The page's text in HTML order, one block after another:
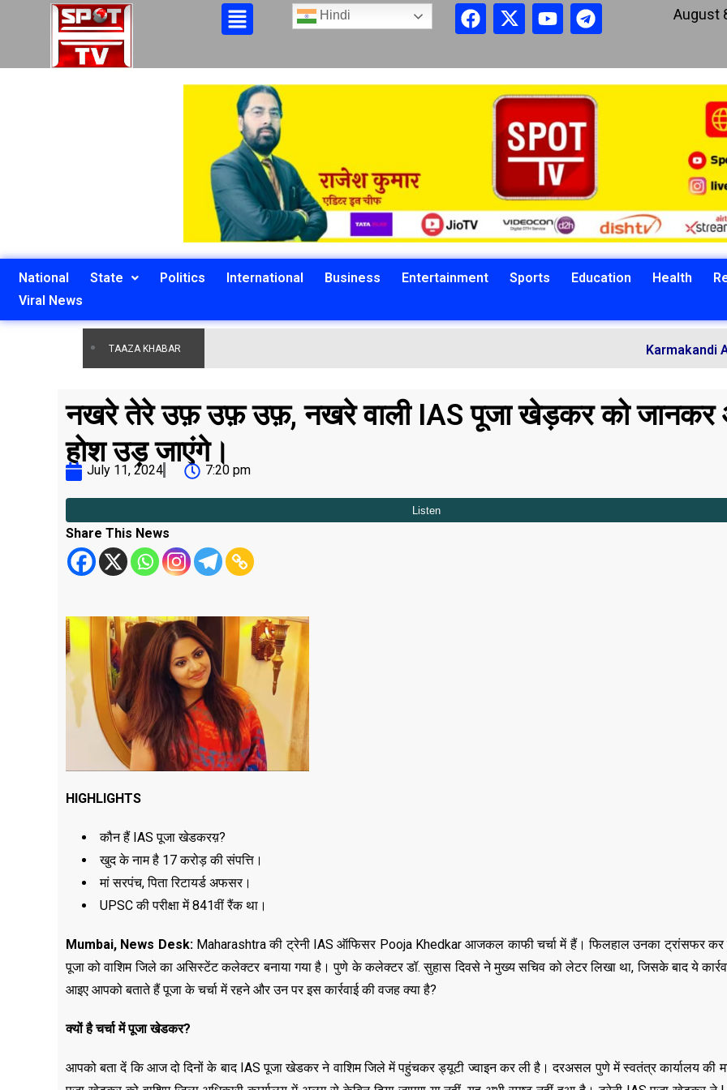
Hindi August
National State Politics International Business Entertainment Sports Education Health
Viral News
TAAZA KHABAR Karmakandi Acharya
नखरे तेरे उफ़ उफ़ उफ़, नखरे वाली IAS पूजा खेड़कर को
होश उड़ जाएंगे।
July 11, 2024 7:20 pm
Share This News
HIGHLIGHTS
कौन हैं IAS पूजा खेडकरय़?
खुद के नाम है 17 करोड़ की संपत्ति।
मां सरपंच, पिता रिटायर्ड अफसर।
UPSC की परीक्षा में 841वीं रैंक था।
Mumbai, News Desk:Maharashtra की ट्रेनी IAS ऑफिसर Pooja Khedkar आजकल काफी चर्चा में हैं। फिलहाल उनका ट्रांसफर कर
पूजा को वाशिम जिले का असिस्टेंट कलेक्टर बनाया गया है। पुणे के कलेक्टर डॉ. सुहास दिवसे ने मुख्य सचिव को लेटर लिखा था, जिसके बाद ये
आइए आपको बताते हैं पूजा के चर्चा में रहने और उन पर इस कार्रवाई की वजह क्या है?
क्यों है चर्चा में पूजा खेडकर?
आपको बता दें कि आज दो दिनों के बाद IAS पूजा खेडकर ने वाशिम जिले में पहुंचकर ड्यूटी ज्वाइन कर ली है। दरअसल पुणे में स्वतंत्र कार्यालय की
ASSAM,BIHAR,